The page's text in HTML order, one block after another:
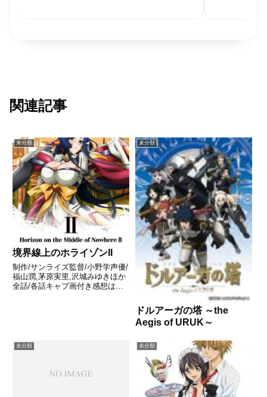
関連記事
未分類
境界線上のホライゾンII
制作/サンライズ監督/小野学声優/
福山潤,茅原実里,沢城みゆきほか
全話/各話キャプ画付き感想はこ
未分類
ドルアーガの塔 ～the
Aegis of URUK～
未分類 未分類